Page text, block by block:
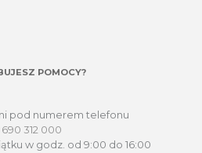
POMOCY?
pod numerem telefonu
312 000
w godz. od 9:00 do 16:00